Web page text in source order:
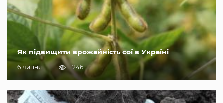
Як підвищити врожайність сої в Україні
6 липня 1 246